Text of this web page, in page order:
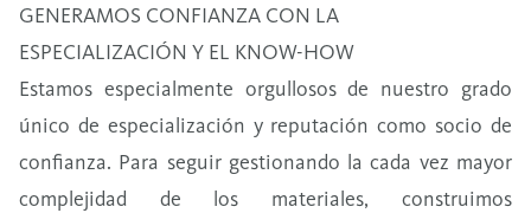
GENERAMOS CONFIANZA CON LA
ESPECIALIZACIÓN Y EL KNOW-HOW
Estamos especialmente orgullosos de nuestro grado
único de especialización y reputación como socio de
confianza. Para seguir gestionando la cada vez mayor
complejidad de los materiales, construimos